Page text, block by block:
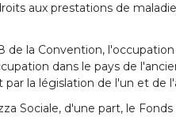
aux prestations de
de la Convention,
dans le pays de
la législation de l'un et de
Sociale, d'une part, le